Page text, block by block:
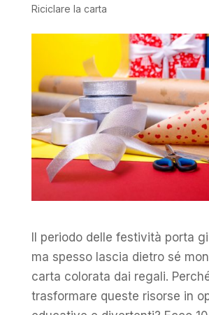
Riciclare la carta
Il periodo delle festività porta
ma spesso lascia dietro sé
carta colorata dai regali.
trasformare queste risorse in